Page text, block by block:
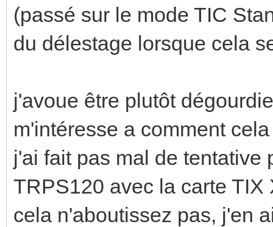
(passé sur le mode TIC
du délestage lorsque cela
j'avoue être plutôt
m'intéresse a comment
j'ai fait pas mal de tentative
TRPS120 avec la carte
cela n'aboutissez pas, j'en